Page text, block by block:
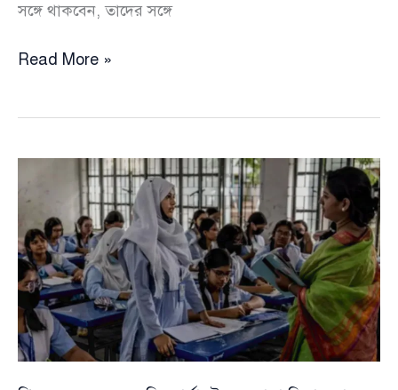
সঙ্গে থাকবেন, তাদের সঙ্গে
তৃণমূলের
—
ডিসি
সম্মেলনে
মির্জা
ফখরুলের
বার্তা
Read More »